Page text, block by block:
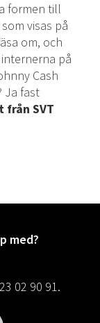
formen till
visas på
om, och
på
Cash
Ja fast
från SVT
med?
02 90 91.